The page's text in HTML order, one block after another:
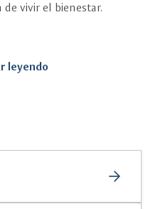
vivir el bienestar.
leyendo
arrow_forward